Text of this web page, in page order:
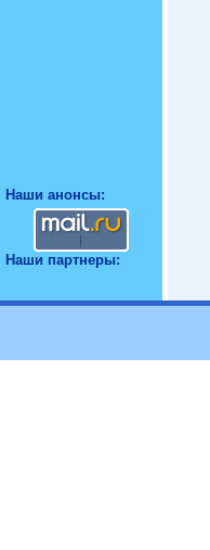
Наши анонсы:
Наши партнеры: